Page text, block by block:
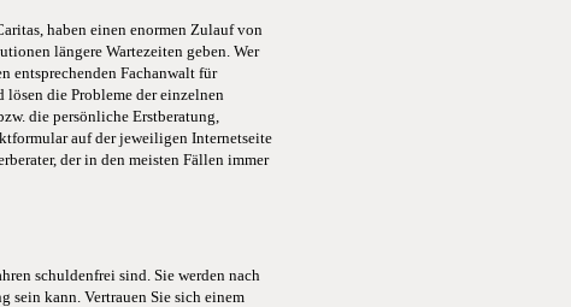
haben einen enormen Zulauf von
längere Wartezeiten geben. Wer
entsprechenden Fachanwalt für
die Probleme der einzelnen
die persönliche Erstberatung,
auf der jeweiligen Internetseite
der in den meisten Fällen immer
schuldenfrei sind. Sie werden nach
sein kann. Vertrauen Sie sich einem